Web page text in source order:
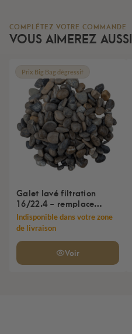
COMPLÉTEZ VOTRE COMMANDE
VOUS AIMEREZ AUSSI
Prix Big Bag dégressif
Galet lavé filtration
16/22.4 - remplace
11/22mm
Indisponible dans votre zone
de livraison
Voir